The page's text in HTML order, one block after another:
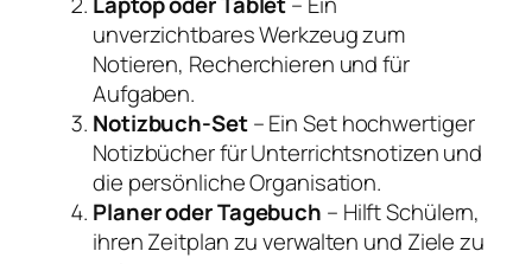
unverzichtbares Werkzeug zum
Notieren, Recherchieren und für
Aufgaben.
Notizbuch-Set– Ein Set hochwertiger
Notizbücher für Unterrichtsnotizen und
die persönliche Organisation.
Planer oder Tagebuch – Hilft Schülern,
ihren Zeitplan zu verwalten und Ziele zu